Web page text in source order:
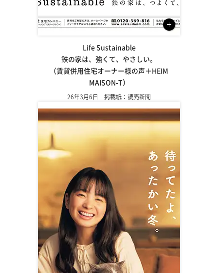
Life Sustainable
鉄の家は、強くて、やさしい。
（賃貸併用住宅オーナー様の声＋HEIM
MAISON-T）
26年3月6日 掲載紙：読売新聞